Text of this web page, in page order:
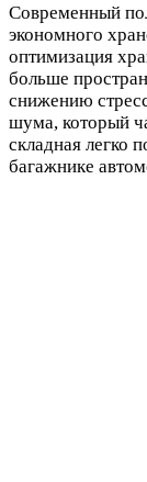
Современный
экономного
оптимизация
больше
снижению
шума, который
складная легко
багажнике